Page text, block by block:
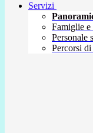
Servizi
Famiglie e
Personale
Percorsi